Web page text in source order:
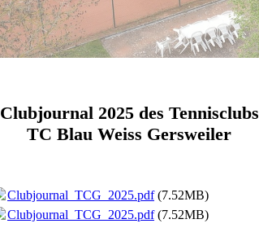
Clubjournal 2025 des Tennisclubs
TC Blau Weiss Gersweiler
Clubjournal_TCG_2025.pdf(7.52MB)
Clubjournal_TCG_2025.pdf(7.52MB)